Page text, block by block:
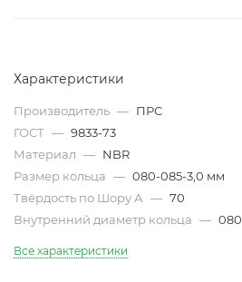
Характеристики
Производитель — ПРС
ГОСТ — 9833-73
Материал — NBR
Размер кольца — 080-085-3,0 мм
Твёрдость по Шору А — 70
Внутренний диаметр кольца — 080
Все характеристики